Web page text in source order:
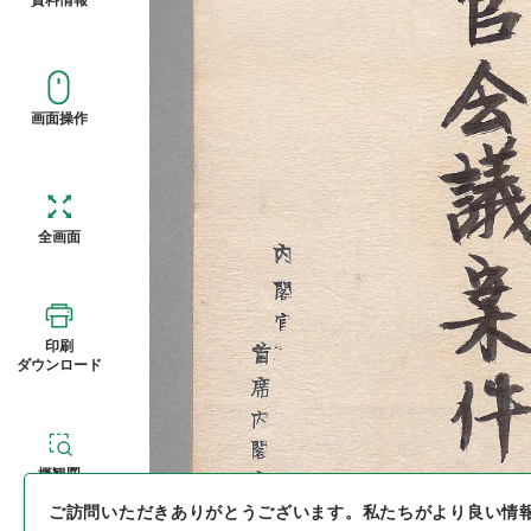
画面操作
全画面
印刷
ダウンロード
概観図
ご訪問いただきありがとうございます。 私たちがより良い情